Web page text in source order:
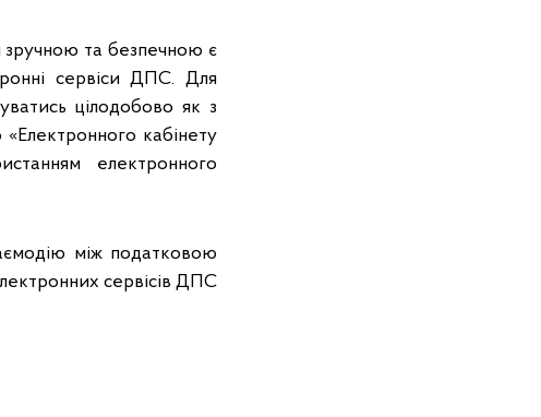
зручною та безпечною є
сервіси ДПС. Для
цілодобово як з
кабінету
електронного
між податковою
сервісів ДПС